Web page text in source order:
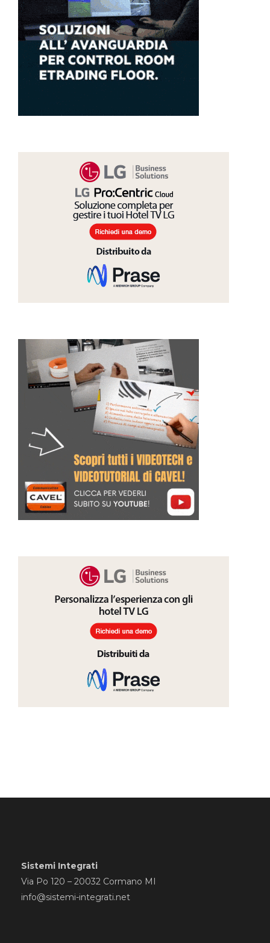
Sistemi Integrati
Via Po 120 – 20032 Cormano MI
info@sistemi-integrati.net